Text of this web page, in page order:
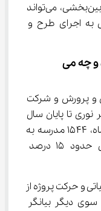
مخابرات، به‌عنوان یک الگوی همکاری بین‌بخشی، می‌تواند
در سرعت‌بخشی به اجرای طرح و
چه می ‌گویند و چه می
و پرورش و شرکت
به فیبر نوری تا پایان سال
جاری هدف‌گذاری شده است. تا بهمن‌ماه، ۱۵۴۴ مدرسه به
این شبکه متصل شده‌اند که معادل حدود ۱۵ درصد
آغاز عملیاتی و حرکت پروژه از
از سوی دیگر بیانگر